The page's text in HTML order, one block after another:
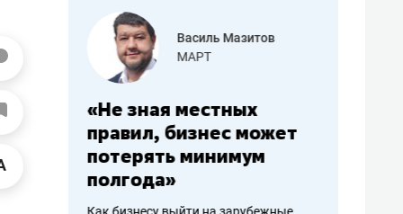
работа
Василь Мазитов
МАРТ
«Не зная местных
правил, бизнес может
потерять минимум
полгода»